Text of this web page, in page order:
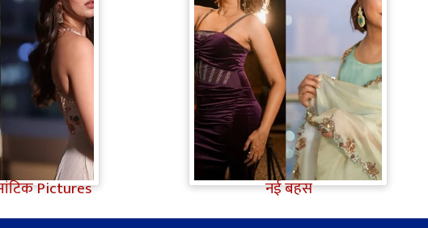
की हुई
मंगेतर Karan के
Pictures
TV Gossip: 'तीखी मिर्ची' हैं Hina
Khan, सूपर्नखा रोल के लिए
परफेक्ट; Rozalin Khan ने छेड़ी
नई बहस